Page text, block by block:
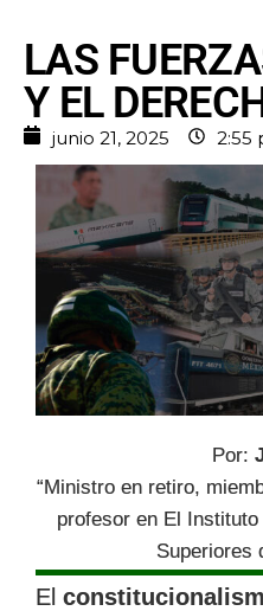
LAS
Y EL
junio 21, 2025 2:55
Por:
“Ministro en retiro,
profesor en El
Superiores
El